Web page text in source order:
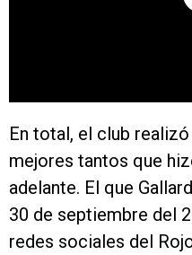
En total, el club
mejores tantos que
adelante. El que
30 de septiembre del
redes sociales del